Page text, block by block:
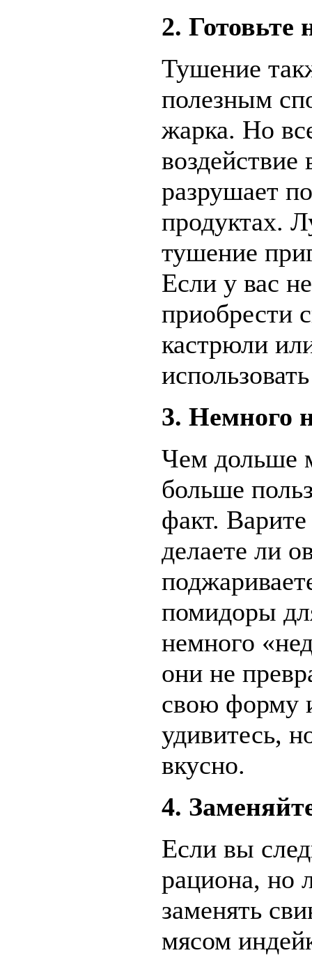
2. Готовьте
Тушение
полезным
жарка. Но
воздействие
разрушает
продуктах.
тушение
Если у вас
приобрести
кастрюли
3. Немного
Чем дольше
больше
факт.
делаете ли
помидоры
немного
они не
свою форму
удивитесь,
вкусно.
4.
Если вы
рациона, но
заменять
мясом